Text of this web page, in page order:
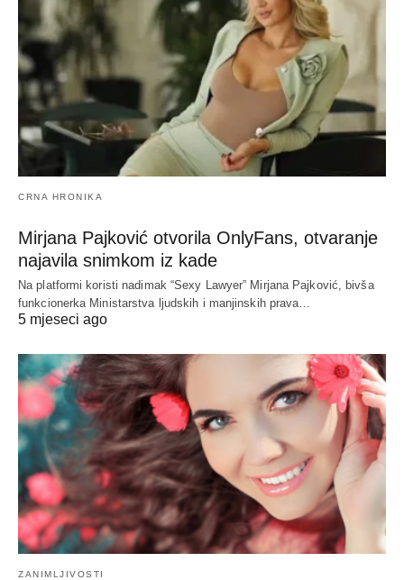
CRNA HRONIKA
Mirjana Pajković otvorila OnlyFans, otvaranje
najavila snimkom iz kade
Na platformi koristi nadimak “Sexy Lawyer” Mirjana Pajković, bivša
funkcionerka Ministarstva ljudskih i manjinskih prava…
5 mjeseci ago
ZANIMLJIVOSTI